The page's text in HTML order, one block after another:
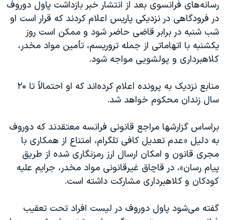
آرشیو پخش زنده
مجموعه مستندهای دادخواهی
تریبونال مردمی آبان ۹۸
دادگاه حمید نوری
چهل سال گروگان‌گیری
اعتراضات مردمی آبان ۹۸
نرگس محمدی برنده جایزه نوبل صلح
همایش محافظه‌کاران آمریکا «سی‌پک»
صفحه‌های ویژه
سفر پرزیدنت ترامپ به چین
رسانه‌های فرانسوی بعد از انتشار خبر بازداشت پاول دوروف
در فرودگاهی در نزدیکی پاریس اعلام کردند که قرار است او
شب شنبه در برابر قاضی حاضر شود و ممکن است روز
یکشنبه با اتهاماتی از جمله تروریسم، تأمین مواد مخدر،
کلاهبرداری و پولشویی مواجه شود.
منابع نزدیک به پرونده اعلام کرده‌اند که او احتمالاً تا ۲۰
سال زندان محکوم خواهد شد.
براساس گزارشها مراجع قانونی فرانسه معتقدند که دوروف
به دلیل «عدم تعدیل کافی تلگرام، امتناع از همکاری با
مجری قانون و امکان ارسال ارز رمزنگاری شده از طریق
پیام رسان»، در قاچاق غیرقانونی مواد مخدر، جرایم علیه
کودکان و کلاهبرداری مشارکت داشته است.
گفته‌ می‌شود پاول دوروف در لیست افراد تحت تعقیب